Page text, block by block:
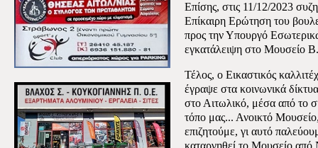
Επίσης, στις 11/12/2023
Επίκαιρη Ερώτηση του
προς την Υπουργό
εγκατάλειψη στο Μουσείο
Τέλος, ο Εικαστικός
έγραψε στα κοινωνικά
στο Αιτωλικό, μέσα από το
τόπο μας... Ανοικτό
επιζητούμε, γι αυτό
καταργηθεί το Μουσείο